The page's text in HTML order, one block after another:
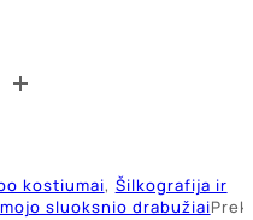
kostiumai, Šilkografija ir
sluoksnio drabužiai